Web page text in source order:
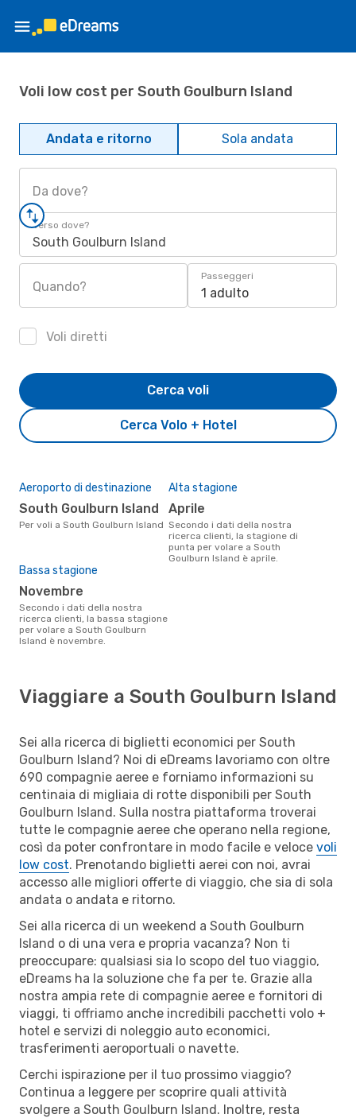
Voli low cost per South Goulburn Island
Andata e ritorno Sola andata
Da dove?
Verso dove?
South Goulburn Island
Quando?
Passeggeri
1 adulto
Voli diretti
Cerca Volo + Hotel
Cerca voli
Aeroporto di destinazione
South Goulburn Island
Per voli a South Goulburn Island
Alta stagione
aprile
Secondo i dati della nostra
ricerca clienti, la stagione di
punta per volare a South
Goulburn Island è aprile.
Bassa stagione
novembre
Secondo i dati della nostra
ricerca clienti, la bassa stagione
per volare a South Goulburn
Island è novembre.
Viaggiare a South Goulburn Island
Sei alla ricerca di biglietti economici per South
Goulburn Island? Noi di eDreams lavoriamo con oltre
690 compagnie aeree e forniamo informazioni su
centinaia di migliaia di rotte disponibili per South
Goulburn Island. Sulla nostra piattaforma troverai
tutte le compagnie aeree che operano nella regione,
così da poter confrontare in modo facile e veloce voli
low cost. Prenotando biglietti aerei con noi, avrai
accesso alle migliori offerte di viaggio, che sia di sola
andata o andata e ritorno.
Sei alla ricerca di un weekend a South Goulburn
Island o di una vera e propria vacanza? Non ti
preoccupare: qualsiasi sia lo scopo del tuo viaggio,
eDreams ha la soluzione che fa per te. Grazie alla
nostra ampia rete di compagnie aeree e fornitori di
viaggi, ti offriamo anche incredibili pacchetti volo +
hotel e servizi di noleggio auto economici,
trasferimenti aeroportuali o navette.
Cerchi ispirazione per il tuo prossimo viaggio?
Continua a leggere per scoprire quali attività
svolgere a South Goulburn Island. Inoltre, resta